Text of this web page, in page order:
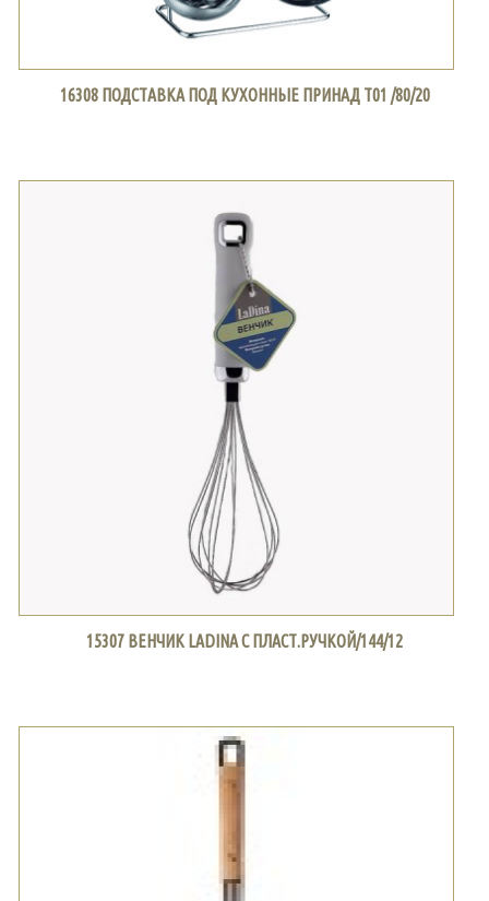
16308 ПОДСТАВКА ПОД КУХОННЫЕ ПРИНАД Т01 /80/20
15307 ВЕНЧИК LADINA С ПЛАСТ.РУЧКОЙ/144/12